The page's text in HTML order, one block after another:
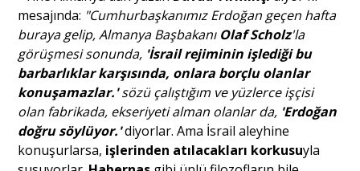
mesajında: "Cumhurbaşkanımız Erdoğan geçen hafta
buraya gelip, Almanya Başbakanı Olaf Scholz'la
görüşmesi sonunda, 'İsrail rejiminin işlediği bu
barbarlıklar karşısında, onlara borçlu olanlar
konuşamazlar.'sözü çalıştığım ve yüzlerce işçisi
olan fabrikada, ekseriyeti alman olanlar da, 'Erdoğan
doğru söylüyor.'diyorlar. Ama İsrail aleyhine
konuşurlarsa, işlerinden atılacakları korkusuyla